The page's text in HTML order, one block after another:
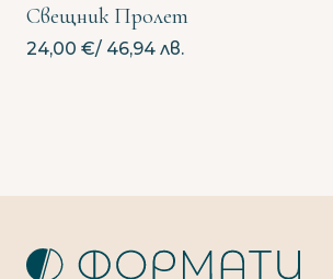
Свещник Пролет
24,00 €/ 46,94 лв.